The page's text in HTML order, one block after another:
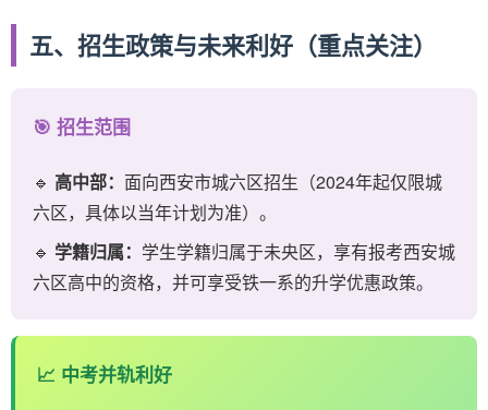
五、招生政策与未来利好（重点关注）
🎯 招生范围
🔹 高中部： 面向西安市城六区招生（2024年起仅限城
六区，具体以当年计划为准）。
🔹 学籍归属： 学生学籍归属于未央区，享有报考西安城
六区高中的资格，并可享受铁一系的升学优惠政策。
📈 中考并轨利好